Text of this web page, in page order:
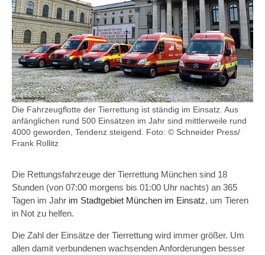
Die Fahrzeugflotte der Tierrettung ist ständig im Einsatz. Aus
anfänglichen rund 500 Einsätzen im Jahr sind mittlerweile rund
4000 geworden, Tendenz steigend. Foto: © Schneider Press/
Frank Rollitz
Die Rettungsfahrzeuge der Tierrettung München sind 18
Stunden (von 07:00 morgens bis 01:00 Uhr nachts) an 365
Tagen im Jahr im Stadtgebiet München im Einsatz, um Tieren
in Not zu helfen.
Die Zahl der Einsätze der Tierrettung wird immer größer. Um
allen damit verbundenen wachsenden Anforderungen besser